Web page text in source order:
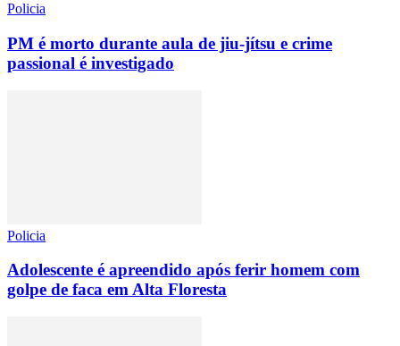
Policia
PM é morto durante aula de jiu-jítsu e crime
passional é investigado
Policia
Adolescente é apreendido após ferir homem com
golpe de faca em Alta Floresta